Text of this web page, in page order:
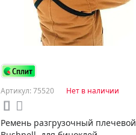
Артикул: 75520 Нет в наличии
Ремень разгрузочный плечевой